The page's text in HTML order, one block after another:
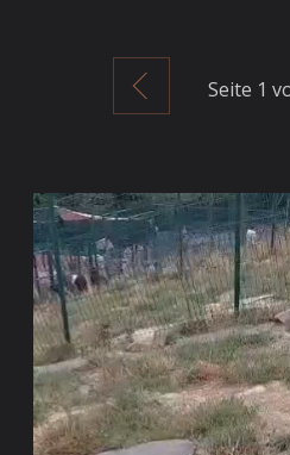
Zurück
Seite 1